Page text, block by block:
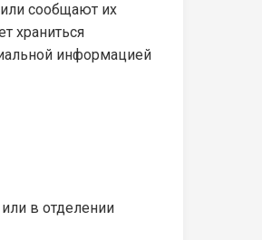
сообщают их
храниться
информацией
в отделении